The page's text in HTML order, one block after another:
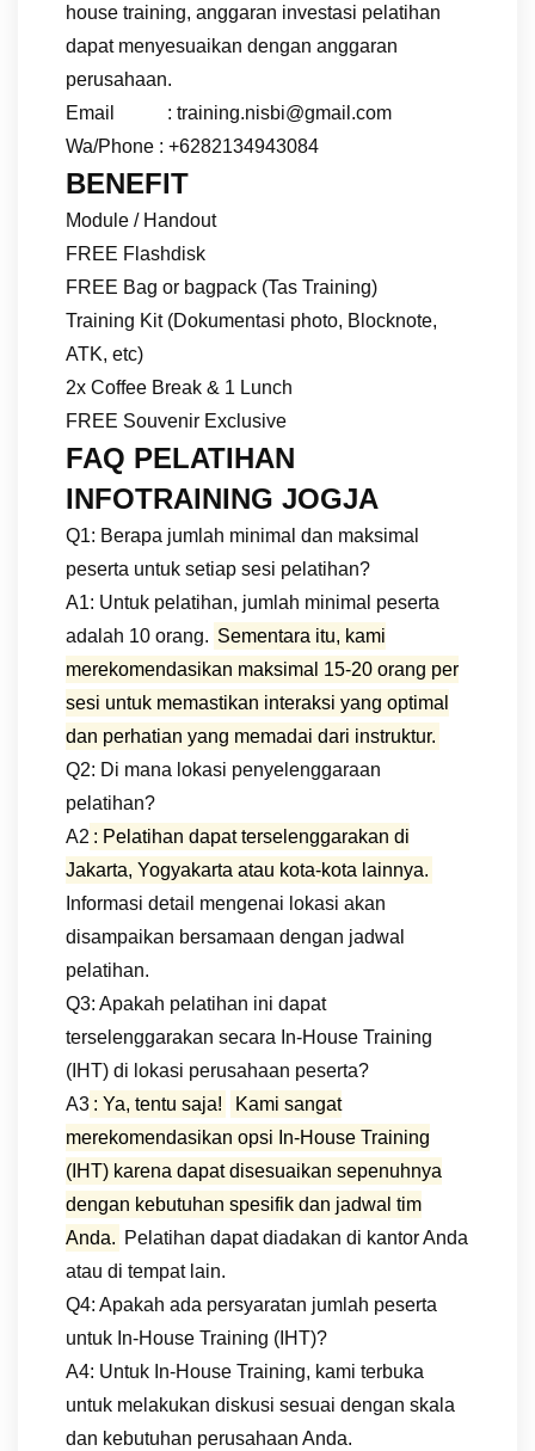
house training, anggaran investasi pelatihan
dapat menyesuaikan dengan anggaran
perusahaan.
Email : training.nisbi@gmail.com
Wa/Phone : +6282134943084
BENEFIT
Module / Handout
FREE Flashdisk
FREE Bag or bagpack (Tas Training)
Training Kit (Dokumentasi photo, Blocknote,
ATK, etc)
2x Coffee Break & 1 Lunch
FREE Souvenir Exclusive
FAQ PELATIHAN
INFOTRAINING JOGJA
Q1: Berapa jumlah minimal dan maksimal
peserta untuk setiap sesi pelatihan?
A1: Untuk pelatihan, jumlah minimal peserta
adalah 10 orang. Sementara itu, kami
merekomendasikan maksimal 15-20 orang per
sesi untuk memastikan interaksi yang optimal
dan perhatian yang memadai dari instruktur.
Q2: Di mana lokasi penyelenggaraan
pelatihan?
A2 : Pelatihan dapat terselenggarakan di
Jakarta, Yogyakarta atau kota-kota lainnya.
Informasi detail mengenai lokasi akan
disampaikan bersamaan dengan jadwal
pelatihan.
Q3: Apakah pelatihan ini dapat
terselenggarakan secara In-House Training
(IHT) di lokasi perusahaan peserta?
A3 : Ya, tentu saja!
Kami sangat
merekomendasikan opsi In-House Training
(IHT) karena dapat disesuaikan sepenuhnya
dengan kebutuhan spesifik dan jadwal tim
Anda. Pelatihan dapat diadakan di kantor Anda
atau di tempat lain.
Q4: Apakah ada persyaratan jumlah peserta
untuk In-House Training (IHT)?
A4: Untuk In-House Training, kami terbuka
untuk melakukan diskusi sesuai dengan skala
dan kebutuhan perusahaan Anda.